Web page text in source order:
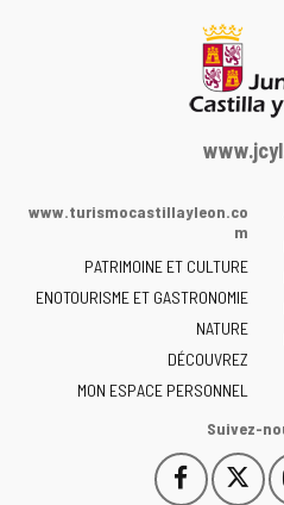
Portail
la
de
Castilla
y
León
-
www.turismocastillayleon.co
m
PATRIMOINE ET CULTURE
ENOTOURISME ET GASTRONOMIE
NATURE
DÉCOUVREZ
MON ESPACE PERSONNEL
Suivez-
Facebook
Este
Este